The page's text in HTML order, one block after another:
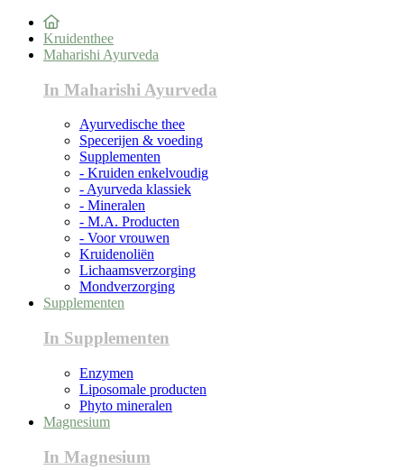
Kruidenthee
Maharishi Ayurveda
In Maharishi Ayurveda
Ayurvedische thee
Specerijen & voeding
Supplementen
- Kruiden enkelvoudig
- Ayurveda klassiek
- Mineralen
- M.A. Producten
- Voor vrouwen
Kruidenoliën
Lichaamsverzorging
Mondverzorging
Supplementen
In Supplementen
Enzymen
Liposomale producten
Phyto mineralen
Magnesium
In Magnesium